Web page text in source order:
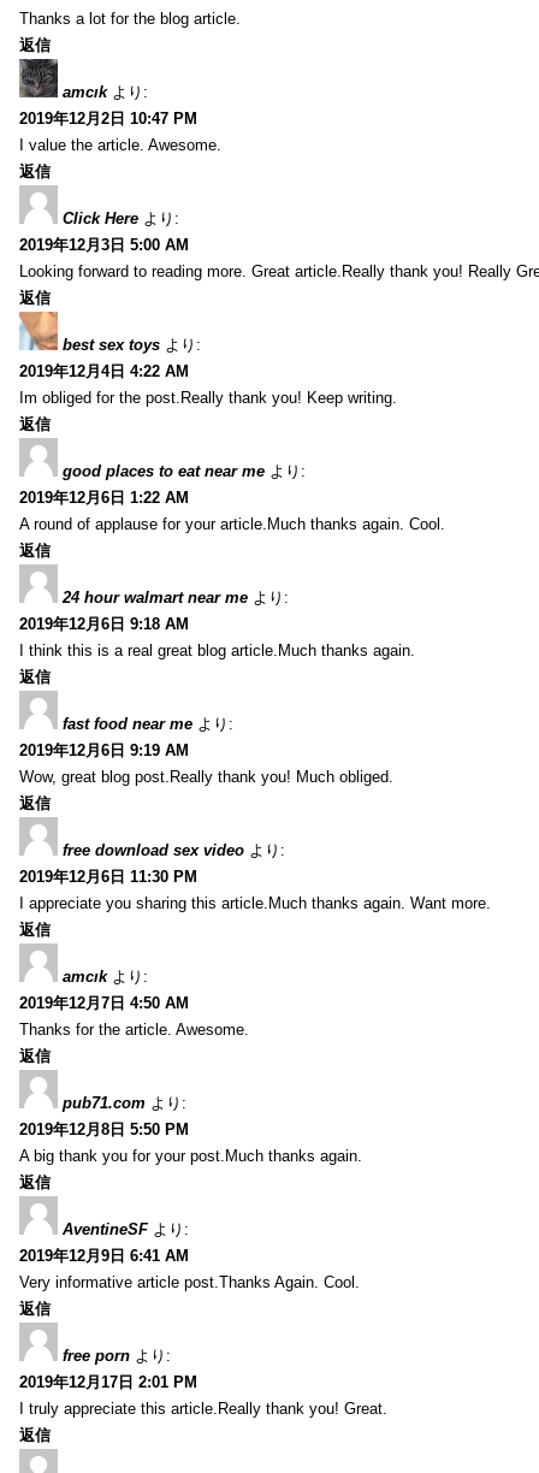
Thanks a lot for the blog article.
返信
amcık より:
2019年12月2日 10:47 PM
I value the article. Awesome.
返信
Click Here より:
2019年12月3日 5:00 AM
Looking forward to reading more. Great article.Really thank you! Really
返信
best sex toys より:
2019年12月4日 4:22 AM
Im obliged for the post.Really thank you! Keep writing.
返信
good places to eat near me より:
2019年12月6日 1:22 AM
A round of applause for your article.Much thanks again. Cool.
返信
24 hour walmart near me より:
2019年12月6日 9:18 AM
I think this is a real great blog article.Much thanks again.
返信
fast food near me より:
2019年12月6日 9:19 AM
Wow, great blog post.Really thank you! Much obliged.
返信
free download sex video より:
2019年12月6日 11:30 PM
I appreciate you sharing this article.Much thanks again. Want more.
返信
amcık より:
2019年12月7日 4:50 AM
Thanks for the article. Awesome.
返信
pub71.com より:
2019年12月8日 5:50 PM
A big thank you for your post.Much thanks again.
返信
AventineSF より:
2019年12月9日 6:41 AM
Very informative article post.Thanks Again. Cool.
返信
free porn より:
2019年12月17日 2:01 PM
I truly appreciate this article.Really thank you! Great.
返信